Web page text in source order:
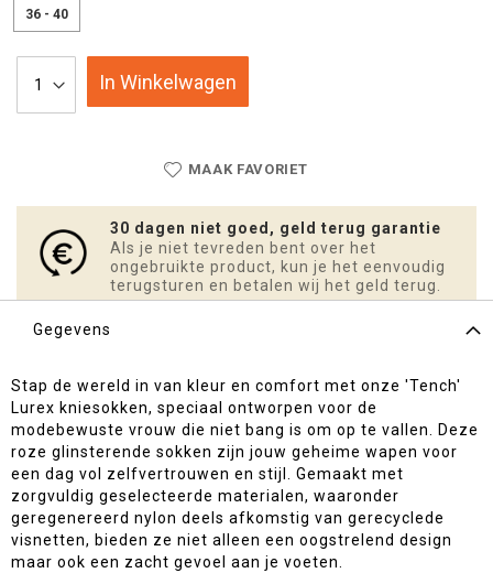
36 - 40
In Winkelwagen
MAAK FAVORIET
30 dagen niet goed, geld terug garantie
Als je niet tevreden bent over het
ongebruikte product, kun je het eenvoudig
terugsturen en betalen wij het geld terug.
Gegevens
Stap de wereld in van kleur en comfort met onze 'Tench'
Lurex kniesokken, speciaal ontworpen voor de
modebewuste vrouw die niet bang is om op te vallen. Deze
roze glinsterende sokken zijn jouw geheime wapen voor
een dag vol zelfvertrouwen en stijl. Gemaakt met
zorgvuldig geselecteerde materialen, waaronder
geregenereerd nylon deels afkomstig van gerecyclede
visnetten, bieden ze niet alleen een oogstrelend design
maar ook een zacht gevoel aan je voeten.